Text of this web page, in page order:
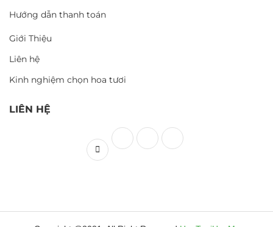
Hướng dẫn thanh toán
Giới Thiệu
Liên hệ
Kinh nghiệm chọn hoa tươi
LIÊN HỆ